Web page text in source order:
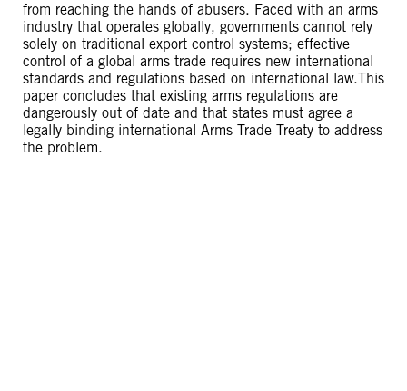
from reaching the hands of abusers. Faced with an arms
industry that operates globally, governments cannot rely
solely on traditional export control systems; effective
control of a global arms trade requires new international
standards and regulations based on international law.This
paper concludes that existing arms regulations are
dangerously out of date and that states must agree a
legally binding international Arms Trade Treaty to address
the problem.